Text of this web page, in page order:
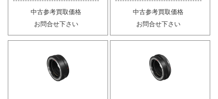
中古参考買取価格
お問合せ下さい
中古参考買取価格
お問合せ下さい